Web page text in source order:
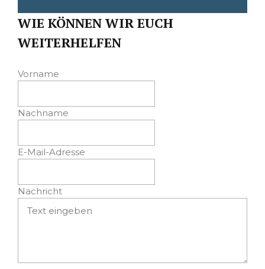
WIE KÖNNEN WIR EUCH
WEITERHELFEN
Vorname
Nachname
E-Mail-Adresse
Nachricht